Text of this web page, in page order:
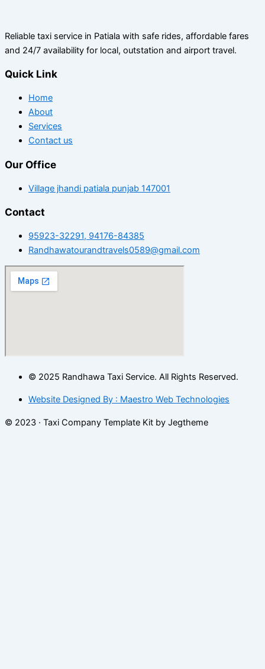
Reliable taxi service in Patiala with safe rides, affordable fares
and 24/7 availability for local, outstation and airport travel.
Quick Link
Home
About
Services
Contact us
Our Office
Village jhandi patiala punjab 147001
Contact
95923-32291, 94176-84385
Randhawatourandtravels0589@gmail.com
© 2025 Randhawa Taxi Service. All Rights Reserved.
Website Designed By : Maestro Web Technologies
© 2023 · Taxi Company Template Kit by Jegtheme